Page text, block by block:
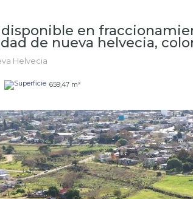
disponible en
de nueva helvecia,
Helvecia
659,47 m²